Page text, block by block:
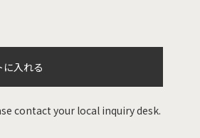
に入れる
contact your local inquiry desk.